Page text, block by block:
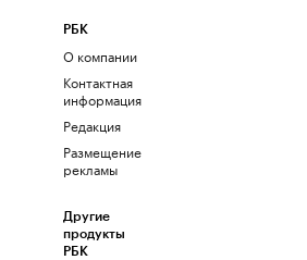
РБК
О компании
Контактная
информация
Редакция
Размещение
рекламы
Другие
продукты
РБК